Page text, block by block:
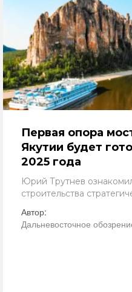
Первая опора
Якутии будет
2025 года
Юрий Трутнев
строительства
Автор:
Дальневосточное